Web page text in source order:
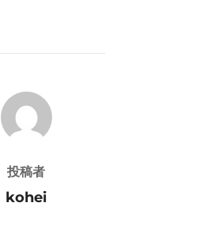
投稿者
投稿者
kohei